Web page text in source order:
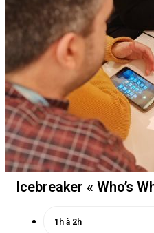
Icebreaker « Who’s
1h à 2h